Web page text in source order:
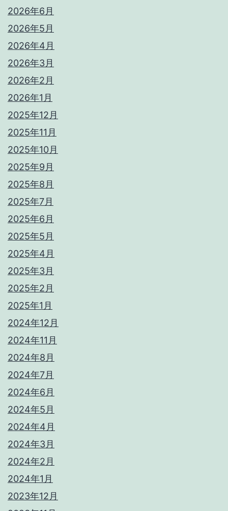
2026年6月
2026年5月
2026年4月
2026年3月
2026年2月
2026年1月
2025年12月
2025年11月
2025年10月
2025年9月
2025年8月
2025年7月
2025年6月
2025年5月
2025年4月
2025年3月
2025年2月
2025年1月
2024年12月
2024年11月
2024年8月
2024年7月
2024年6月
2024年5月
2024年4月
2024年3月
2024年2月
2024年1月
2023年12月